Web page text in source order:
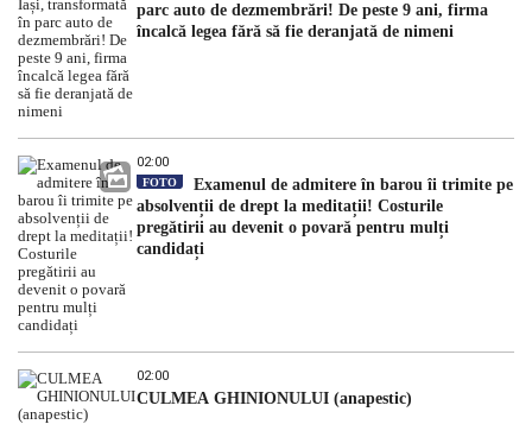
parc auto de dezmembrări! De peste 9 ani, firma
încalcă legea fără să fie deranjată de nimeni
02:00
FOTO
Examenul de admitere în barou îi trimite pe
absolvenții de drept la meditații! Costurile
pregătirii au devenit o povară pentru mulți
candidați
02:00
CULMEA GHINIONULUI (anapestic)